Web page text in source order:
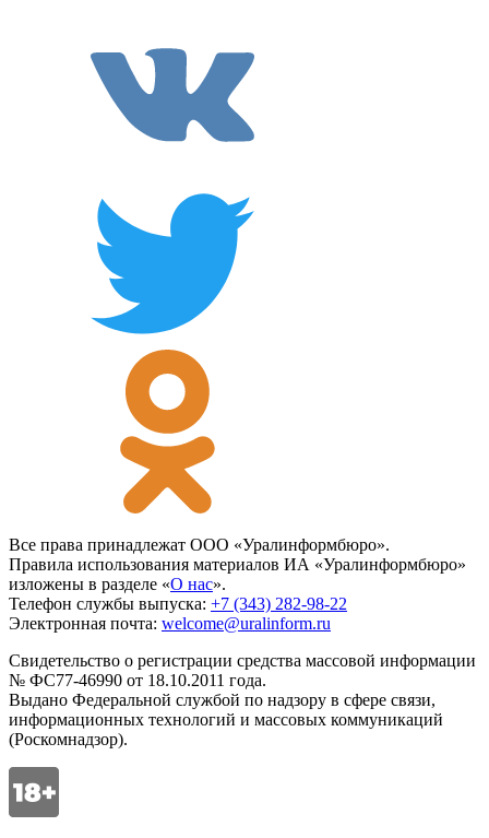
Все права принадлежат ООО «Уралинформбюро».
Правила использования материалов ИА «Уралинформбюро»
изложены в разделе «О нас».
Телефон службы выпуска: +7 (343) 282-98-22
Электронная почта: welcome@uralinform.ru
Свидетельство о регистрации средства массовой информации
№ ФС77-46990 от 18.10.2011 года.
Выдано Федеральной службой по надзору в сфере связи,
информационных технологий и массовых коммуникаций
(Роскомнадзор).